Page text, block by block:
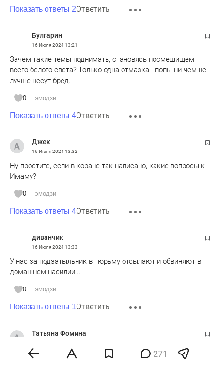
Показать ответы 2Ответить
Булгарин
16 Июля 202413:21
Зачем такие темы поднимать, становясь посмешищем
всего белого света? Только одна отмазка - попы ни чем не
лучше несут бред.
0 эмодзи
Показать ответы 4Ответить
Джек
16 Июля 202413:32
Ну простите, если в коране так написано, какие вопросы к
Имаму?
0 эмодзи
Показать ответы 4Ответить
диванчик
16 Июля 202413:33
У нас за подзатыльник в тюрьму отсылают и обвиняют в
домашнем насилии...
0 эмодзи
Показать ответы 1Ответить
Татьяна Фомина
Главное, чтобы правильно терминологию выучили…. (((
271